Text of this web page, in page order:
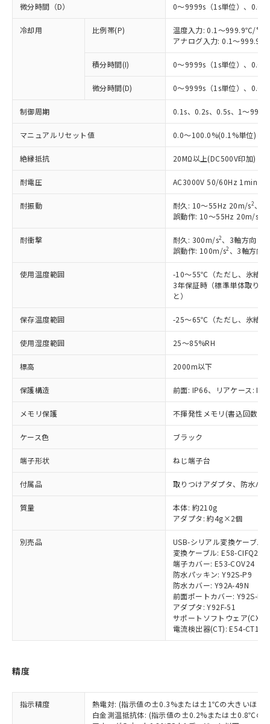
微分時間（D） 0～9999s（1s単位）、0.0
冷却用 比例帯(P)
温度入力: 0.1～999.9℃/°F
アナログ入力: 0.1～
積分時間(I) 0～9999s（1s単位）、0.0
微分時間(D) 0～9999s（1s単位）、0.0
制御周期 0.1s、0.2s、0.5s、1～99s
マニュアルリセット値 0.0～100.0%(0.1%単位)
絶縁抵抗 20MΩ以上(DC500V印加)
耐電圧 AC3000V 50/60Hz 1min (
耐振動 耐久: 10～55Hz 20m/s2、3
誤動作: 10～55Hz 20m/s
耐衝撃 耐久: 300m/s2、3軸方向 各
誤動作: 100m/s2 、3軸方向
使用温度範囲
-10～55℃（ただし、氷結、
3年保証時（標準単体取り
と）
保存温度範囲 -25～65℃（ただし、氷結、
使用湿度範囲 25～85%RH
標高 2000m以下
保護構造 前面: IP66、リアケース:
メモリ保護 不揮発性メモリ(書込回数:
ケース色 ブラック
端子形状 ねじ端子台
付属品 取りつけアダプタ、防水パ
質量
本体: 約210g
アダプタ: 約4g×2個
別売品
USB-シリアル変換ケーブル:
変換ケーブル: E58-CIFQ2-E
端子カバー: E53-COV24
防水パッキン: Y92S-P9
防水カバー: Y92A-49N
前面ポートカバー: Y92S-P7
アダプタ: Y92F-51
サポートソフトウェア(CX-
電流検出器(CT): E54-CT1/
精度
指示精度
熱電対: (指示値の±0.3%または±1℃の大きいほう
白金測温抵抗体: (指示値の±0.2%または±0.8℃の
以下の条件をお読みいただき、同意のうえ
本サービスは、当社制御機器事業取扱
商品の当社在庫状況および標準価格
(税抜)を提供させていただくもので
当社制御機器事業取扱商品の中には、
タに基づき作成されるものであり、閲
覧された時点での実際の在庫および標
※1 対応状況
対応済み：EU RoHS指令（10物質）の
非含有に対応した製品が提供可能な商品で
対応予定：EU RoHS指令（10物質）の非含
有に対応した製品に切り替える予定のある
対応予定なし：EU RoHS指令（10物質）の
非含有に非対応の商品で、対応品を出す予
調査・確認中：EU RoHS指令（10物質）の
非含有の対応状況を調査中または確認中の
非該当品：ライセンス料など無形物で、有
害物質有無と関係のない商品です。
仕入先様の事情により、非含有部品として
*EU RoHS指令（10物質）：
鉛(Pb) 1000ppm以下、 水銀(Hg) 1000ppm以下、 カド
ミウム(Cd) 100ppm以下、
「○」：最大均質材料含有率が中国RoHSの
基準値以下であることを示します。
「×」：最大均質材料含有率が中国RoHSの
*中国RoHS10物質の基準値 (GB/T26572)：
Pb(鉛) :1000ppm、 Hg(水銀) : 1000ppm、 Cd(カドミウ
国政府の輸出許可(または役務取引許
説明